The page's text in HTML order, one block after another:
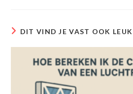
DIT VIND JE VAST OOK LEUK